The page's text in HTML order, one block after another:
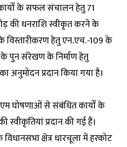
के सफल संचालन हेतु 71
की धनराशि स्वीकृत करने के
विस्तारीकरण हेतु एन.एच.-109 के
पुन संरेखण के निर्माण हेतु ₹
अनुमोदन प्रदान किया गया है।
घोषणाओं से संबंधित कार्यों के
स्वीकृतियां प्रदान की गई हैं।
क्षेत्र धारचूला में हरकोट